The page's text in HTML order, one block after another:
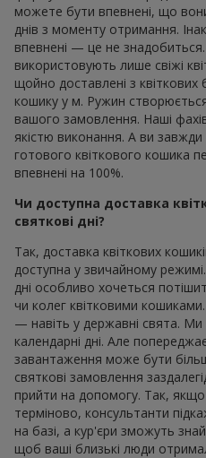
можете бути впевнені, що
днів з моменту отримання.
впевнені — це не
використовують лише свіжі
щойно доставлені з
кошику у м. Ружин
вашого замовлення. Наші
якістю виконання. А ви
готового квіткового кошика
впевнені на 100%.
Чи доступна доставка
святкові дні?
Так, доставка квіткових
доступна у звичайному
дні особливо хочеться
чи колег квітковими
— навіть у державні свята. Ми
календарні дні. Але
завантаження може бути
святкові замовлення
прийти на допомогу. Так,
терміново, консультанти
на базі, а кур'єри зможуть
щоб ваші близькі люди